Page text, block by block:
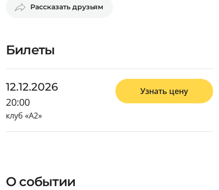
Рассказать друзьям
Билеты
12.12.2026
20:00
клуб «А2»
Узнать цену
О событии